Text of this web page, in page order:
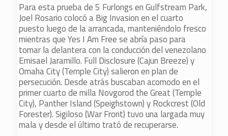
Para esta prueba de 5 Furlongs en Gulfstream Park,
Joel Rosario colocó a Big Invasion en el cuarto
puesto luego de la arrancada, manteniéndolo fresco
mientras que Yes I Am Free se abría paso para
tomar la delantera con la conducción del venezolano
Emisael Jaramillo. Full Disclosure (Cajun Breeze) y
Omaha City (Temple City) salieron en plan de
persecución. Desde atrás buscaban acomodo en el
primer cuarto de milla Novgorod the Great (Temple
City), Panther Island (Speighstown) y Rockcrest (Old
Forester). Sigiloso (War Front) tuvo una largada muy
mala y desde el último trató de recuperarse.